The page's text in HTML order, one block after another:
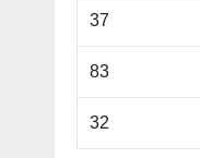
37
83
32